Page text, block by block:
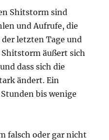
Shitstorm sind
und Aufrufe, die
letzten Tage und
Shitstorm äußert sich
dass sich die
ändert. Ein
bis wenige
falsch oder gar nicht